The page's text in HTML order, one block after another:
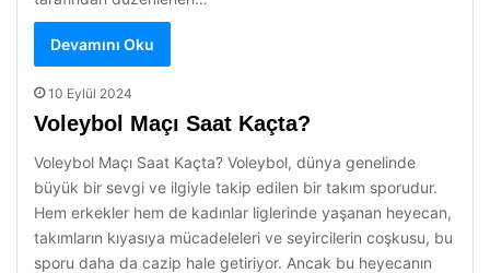
Devamını Oku
10 Eylül 2024
Voleybol Maçı Saat Kaçta?
Voleybol Maçı Saat Kaçta? Voleybol, dünya genelinde
büyük bir sevgi ve ilgiyle takip edilen bir takım sporudur.
Hem erkekler hem de kadınlar liglerinde yaşanan heyecan,
takımların kıyasıya mücadeleleri ve seyircilerin coşkusu, bu
sporu daha da cazip hale getiriyor. Ancak bu heyecanın